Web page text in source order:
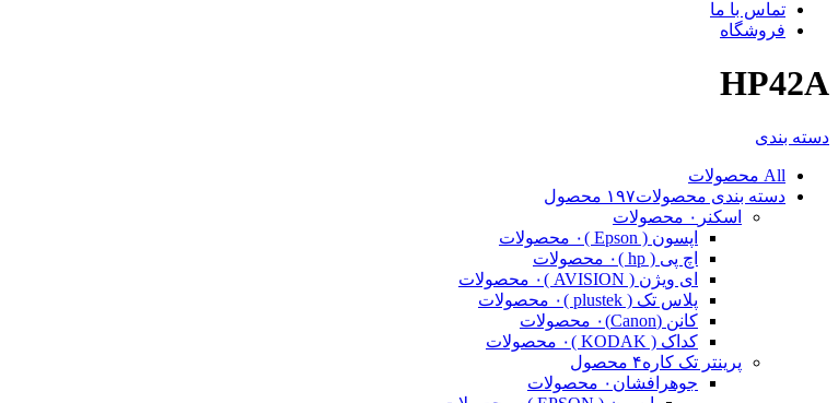
تماس با ما
فروشگاه
HP42A
دسته بندی
All محصولات
دسته بندی محصولات۱۹۷ محصول
اسکنر ۰ محصولات
اپسون ( Epson )
۰ محصولات
اچ پی ( hp )
۰ محصولات
ای ویژن ( AVISION )
۰ محصولات
پلاس تک ( plustek )
۰ محصولات
کانن (Canon)
۰ محصولات
کداک ( KODAK )
۰ محصولات
پرینتر تک کاره۴ محصول
جوهرافشان ۰ محصولات